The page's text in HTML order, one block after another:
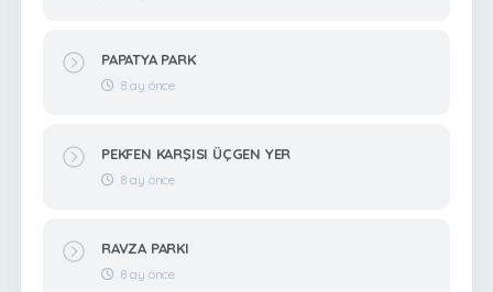
PAPATYA PARK
8 ay önce
PEKFEN KARŞISI ÜÇGEN YER
8 ay önce
RAVZA PARKI
8 ay önce